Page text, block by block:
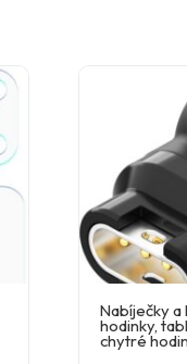
Nabíječky a
hodinky,
chytré